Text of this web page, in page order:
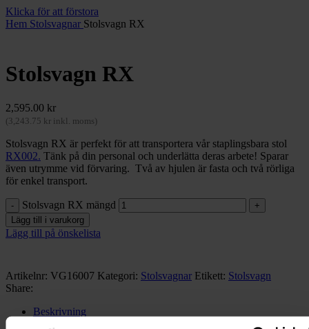
Klicka för att förstora
Hem Stolsvagnar Stolsvagn RX
Stolsvagn RX
2,595.00 kr
(3,243.75 kr inkl. moms)
Stolsvagn RX är perfekt för att transportera vår staplingsbara stol
RX002. Tänk på din personal och underlätta deras arbete! Sparar
även utrymme vid förvaring. Två av hjulen är fasta och två rörliga
för enkel transport.
Stolsvagn RX mängd
Lägg till i varukorg
Lägg till på önskelista
Artikelnr: VG16007 Kategori: Stolsvagnar Etikett: Stolsvagn
Share:
Beskrivning